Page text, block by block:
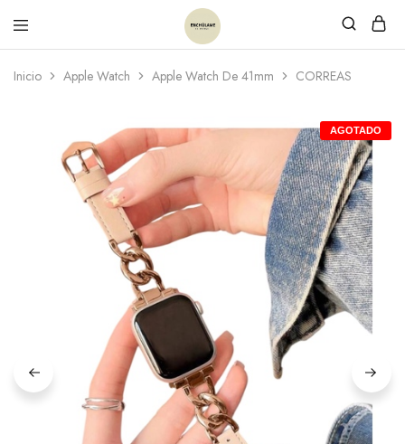
Inicio Apple Watch Apple Watch De 41mm CORREAS
AGOTADO